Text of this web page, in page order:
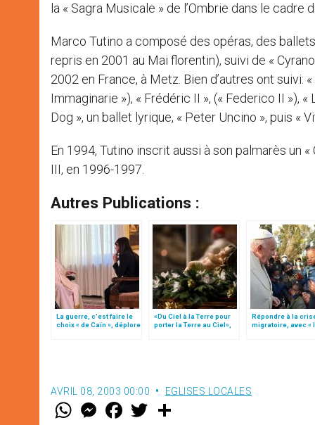
la « Sagra Musicale » de l’Ombrie dans le
Marco Tutino a composé des opéras, des
repris en 2001 au Mai florentin), suivi de «
2002 en France, à Metz. Bien d’autres ont suivi:
Immaginarie »), « Frédéric II », (« Federico II »),
Dog », un ballet lyrique, « Peter Uncino », puis «
En 1994, Tutino inscrit aussi à son palmarès un
III, en 1996-1997.
Autres Publications :
La guerre, c’est faire le
choix « de Caïn », déplore
«Du Ciel à la Terre pour
porter la Terre au Ciel»,
Répondre à la
migratoire, avec «
AVRIL 08, 2003 00:00 EGLISES LOCALES
W M
e
F
a w